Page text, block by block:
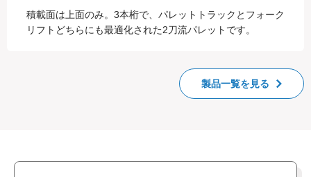
積載面は上面のみ。3本桁で、パレットトラックとフォーク
リフトどちらにも最適化された2刀流パレットです。
製品一覧を見る